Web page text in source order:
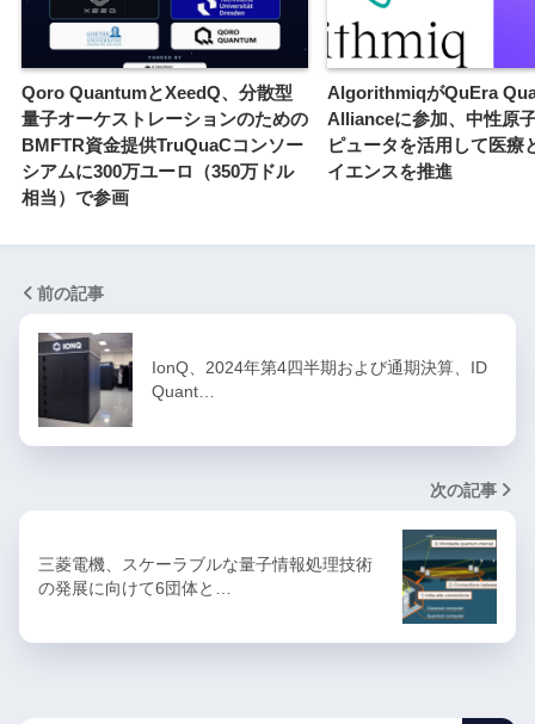
Qoro QuantumとXeedQ、分散型
量子オーケストレーションのための
BMFTR資金提供TruQuaCコンソー
シアムに300万ユーロ（350万ドル
相当）で参画
AlgorithmiqがQuEra
Allianceに参加、中性原
ピュータを活用して医療
イエンスを推進
前の記事
IonQ、2024年第4四半期および通期決算、ID
Quant…
次の記事
三菱電機、スケーラブルな量子情報処理技術
の発展に向けて6団体と…